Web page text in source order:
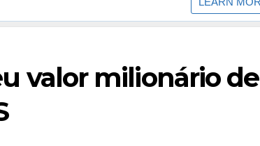
valor milionário de